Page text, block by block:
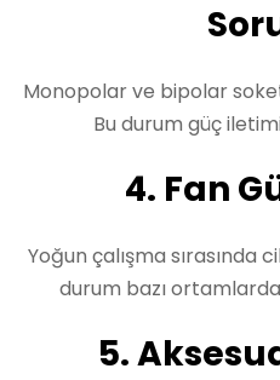
Monopolar ve bipolar
Bu durum güç
4. Fan
Yoğun çalışma sırasında
durum bazı
5.